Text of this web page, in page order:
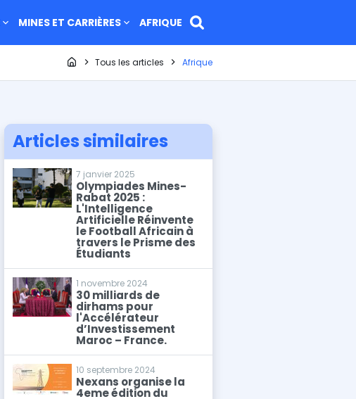
MINES ET CARRIÈRES AFRIQUE
Page d'accueil
Tous les articles Afrique
Articles similaires
7 janvier 2025
Olympiades Mines-
Rabat 2025 :
L'Intelligence
Artificielle Réinvente
le Football Africain à
travers le Prisme des
Étudiants
1 novembre 2024
30 milliards de
dirhams pour
l'Accélérateur
d’Investissement
Maroc – France.
10 septembre 2024
Nexans organise la
4eme édition du